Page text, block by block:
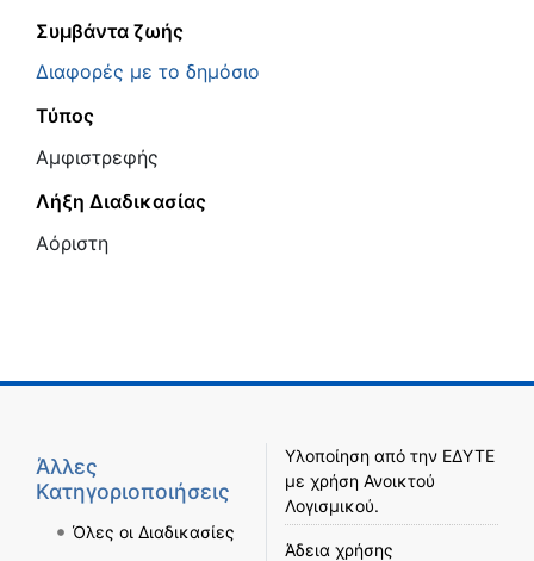
Συμβάντα ζωής
Διαφορές με το δημόσιο
Τύπος
Αμφιστρεφής
Λήξη Διαδικασίας
Αόριστη
Άλλες
Κατηγοριοποιήσεις
Όλες οι Διαδικασίες
Υλοποίηση από την ΕΔΥΤΕ
με χρήση Ανοικτού
Λογισμικού.
Άδεια χρήσης